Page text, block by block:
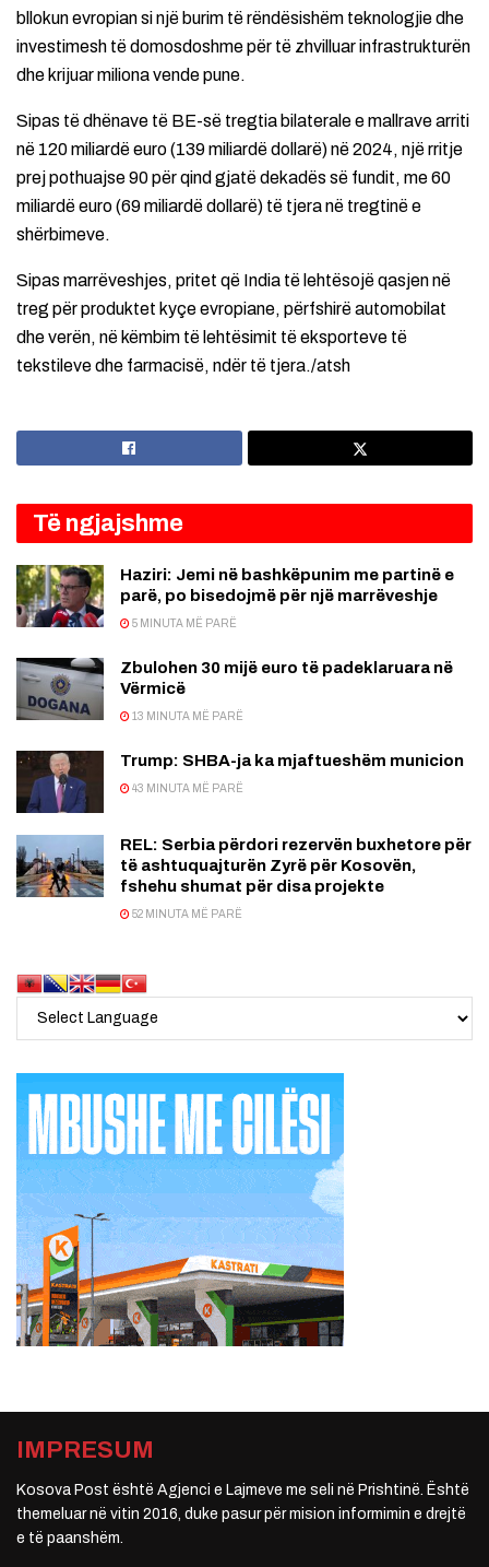
bllokun evropian si një burim të rëndësishëm teknologjie dhe
investimesh të domosdoshme për të zhvilluar infrastrukturën
dhe krijuar miliona vende pune.
Sipas të dhënave të BE-së tregtia bilaterale e mallrave arriti
në 120 miliardë euro (139 miliardë dollarë) në 2024, një rritje
prej pothuajse 90 për qind gjatë dekadës së fundit, me 60
miliardë euro (69 miliardë dollarë) të tjera në tregtinë e
shërbimeve.
Sipas marrëveshjes, pritet që India të lehtësojë qasjen në
treg për produktet kyçe evropiane, përfshirë automobilat
dhe verën, në këmbim të lehtësimit të eksporteve të
tekstileve dhe farmacisë, ndër të tjera./atsh
Të ngjajshme
Haziri: Jemi në bashkëpunim me partinë e
parë, po bisedojmë për një marrëveshje
5 MINUTA MË PARË
Zbulohen 30 mijë euro të padeklaruara në
Vërmicë
13 MINUTA MË PARË
Trump: SHBA-ja ka mjaftueshëm municion
43 MINUTA MË PARË
REL: Serbia përdori rezervën buxhetore për
të ashtuquajturën Zyrë për Kosovën,
fshehu shumat për disa projekte
52 MINUTA MË PARË
IMPRESUM
Kosova Post është Agjenci e Lajmeve me seli në Prishtinë. Është
themeluar në vitin 2016, duke pasur për mision informimin e drejtë
e të paanshëm.